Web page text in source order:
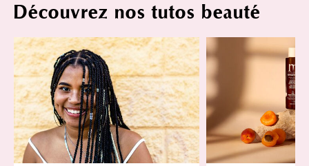
Découvrez nos tutos beauté